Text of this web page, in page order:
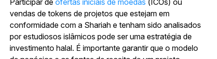
Participar de ofertas iniciais de moedas (ICOs) ou
vendas de tokens de projetos que estejam em
conformidade com a Shariah e tenham sido analisados
por estudiosos islâmicos pode ser uma estratégia de
investimento halal. É importante garantir que o modelo